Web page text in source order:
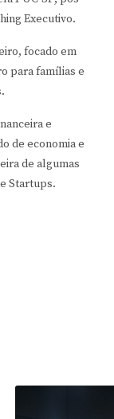
Executivo.
focado em
para famílias e
e
de economia e
de algumas
Startups.